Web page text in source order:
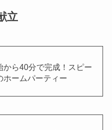
立
から40分で完成！スピー
ホームパーティー